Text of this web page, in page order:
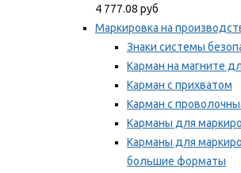
4 777.08 руб
Маркировка на
Знаки системы
Карман на магните
Карман с прихватом
Карман с
Карманы для
Карманы для
большие форматы